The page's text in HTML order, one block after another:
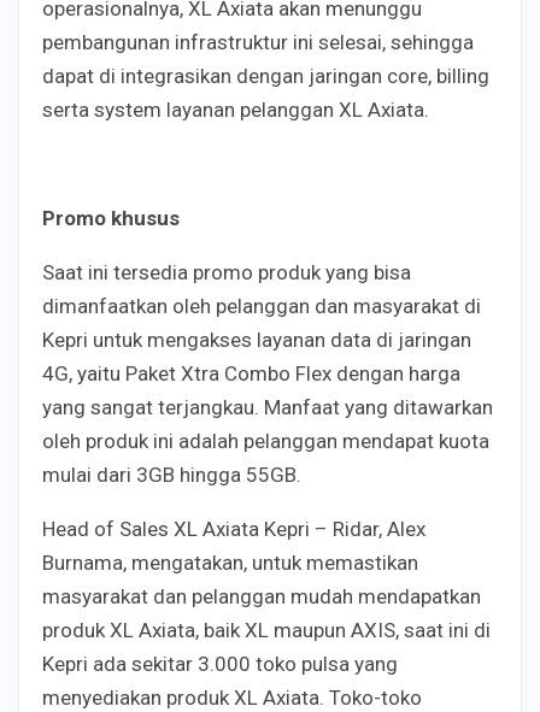
operasionalnya, XL Axiata akan menunggu
pembangunan infrastruktur ini selesai, sehingga
dapat di integrasikan dengan jaringan core, billing
serta system layanan pelanggan XL Axiata.
Promo khusus
Saat ini tersedia promo produk yang bisa
dimanfaatkan oleh pelanggan dan masyarakat di
Kepri untuk mengakses layanan data di jaringan
4G, yaitu Paket Xtra Combo Flex dengan harga
yang sangat terjangkau. Manfaat yang ditawarkan
oleh produk ini adalah pelanggan mendapat kuota
mulai dari 3GB hingga 55GB.
Head of Sales XL Axiata Kepri – Ridar, Alex
Burnama, mengatakan, untuk memastikan
masyarakat dan pelanggan mudah mendapatkan
produk XL Axiata, baik XL maupun AXIS, saat ini di
Kepri ada sekitar 3.000 toko pulsa yang
menyediakan produk XL Axiata. Toko-toko